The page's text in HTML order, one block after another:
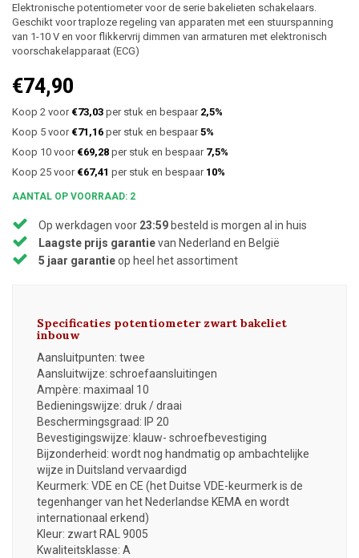
Elektronische potentiometer voor de serie bakelieten schakelaars.
Geschikt voor traploze regeling van apparaten met een stuurspanning
van 1-10 V en voor flikkervrij dimmen van armaturen met elektronisch
voorschakelapparaat (ECG)
€74,90
Koop 2 voor €73,03 per stuk en bespaar 2,5%
Koop 5 voor €71,16 per stuk en bespaar5%
Koop 10 voor €69,28 per stuk en bespaar 7,5%
Koop 25 voor €67,41 per stuk en bespaar 10%
AANTAL OP VOORRAAD: 2
Op werkdagen voor 23:59 besteld is morgen al in huis
Laagste prijs garantievan Nederland en België
5 jaar garantieop heel het assortiment
Specificaties potentiometer zwart bakeliet
inbouw
Aansluitpunten: twee
Aansluitwijze: schroefaansluitingen
Ampère: maximaal 10
Bedieningswijze: druk / draai
Beschermingsgraad: IP 20
Bevestigingswijze: klauw- schroefbevestiging
Bijzonderheid: wordt nog handmatig op ambachtelijke
wijze in Duitsland vervaardigd
Keurmerk: VDE en CE (het Duitse VDE-keurmerk is de
tegenhanger van het Nederlandse KEMA en wordt
internationaal erkend)
Kleur: zwart RAL 9005
Kwaliteitsklasse: A